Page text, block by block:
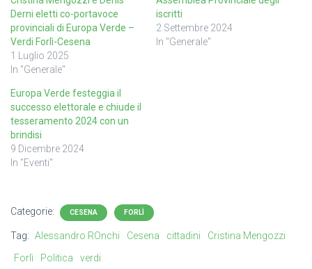
Derni eletti co-portavoce
provinciali di Europa Verde –
Verdi Forlì-Cesena
1 Luglio 2025
In "Generale"
iscritti
2 Settembre 2024
In "Generale"
Europa Verde festeggia il
successo elettorale e chiude il
tesseramento 2024 con un
brindisi
9 Dicembre 2024
In "Eventi"
Categorie: CESENA FORLÌ
Tag: Alessandro ROnchi Cesena cittadini
Cristina Mengozzi
Forlì
Politica verdi